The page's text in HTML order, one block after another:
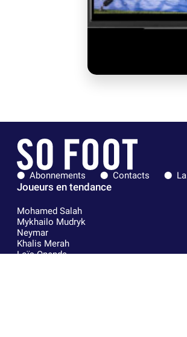
Abonnements Contacts
Joueurs en tendance
Mohamed Salah
Mykhailo Mudryk
Neymar
Khalis Merah
Loïs Openda